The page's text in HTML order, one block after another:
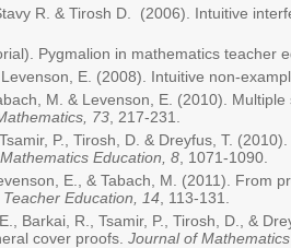
R. & Tirosh D. (2006). Intuitive
Pygmalion in mathematics teacher
E. (2008). Intuitive non-
M. & Levenson, E. (2010).
73 , 217-231.
P., Tirosh, D. & Dreyfus, T.
Education, 8 , 1071-1090.
E., & Tabach, M. (2011). From
Education, 14 , 113-131.
Barkai, R., Tsamir, P., Tirosh, D., &
cover proofs. Journal of